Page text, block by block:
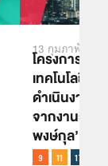
13 กุมภาพันธ์
โครงการหมู่
เทคโนโลยี มี
ดำเนินงานเ
จากงานวิจัย
พงษ์กุล’